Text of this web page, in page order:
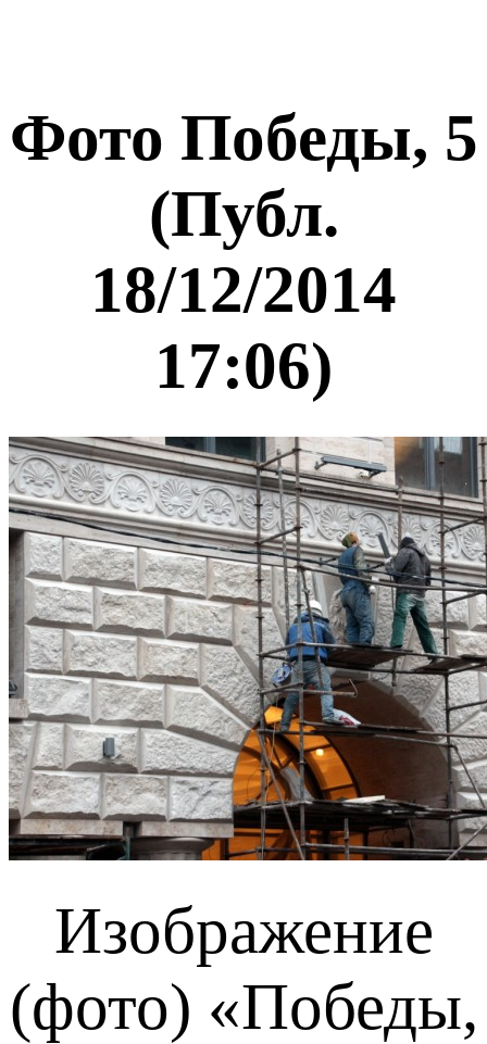
Фото Победы, 5
(Публ.
18/12/2014
17:06)
Изображение
(фото) «Победы,